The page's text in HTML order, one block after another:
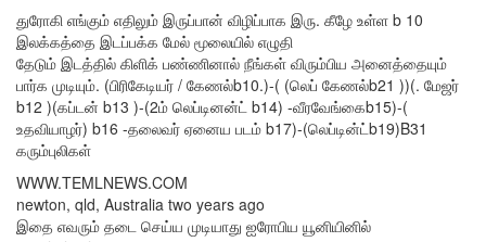
துரோகி எங்கும் எதிலும் இருப்பான் விழிப்பாக இரு. கீழே உள்ள b 10
இலக்கத்தை இடப்பக்க மேல் மூலையில் எழுதி
தேடும் இடத்தில் கிளிக் பண்ணினால் நீங்கள் விரும்பிய அனைத்தையும்
பார்க முடியும். (பிரிகேடியர் / கேணல்b10.)-( (லெப் கேணல்b21 ))(. மேஜர்
b12 )(கப்டன் b13 )-(2ம் லெப்டினன்ட் b14) -வீரவேங்கைb15)-(
உதவியாழர்) b16 -தலைவர் ஏனைய படம் b17)-(லெப்டின்ட்b19)B31
கரும்புலிகள்
WWW.TEMLNEWS.COM
newton, qld, Australia two years ago
இதை எவரும் தடை செய்ய முடியாது ஐரோபிய யூனியினில்